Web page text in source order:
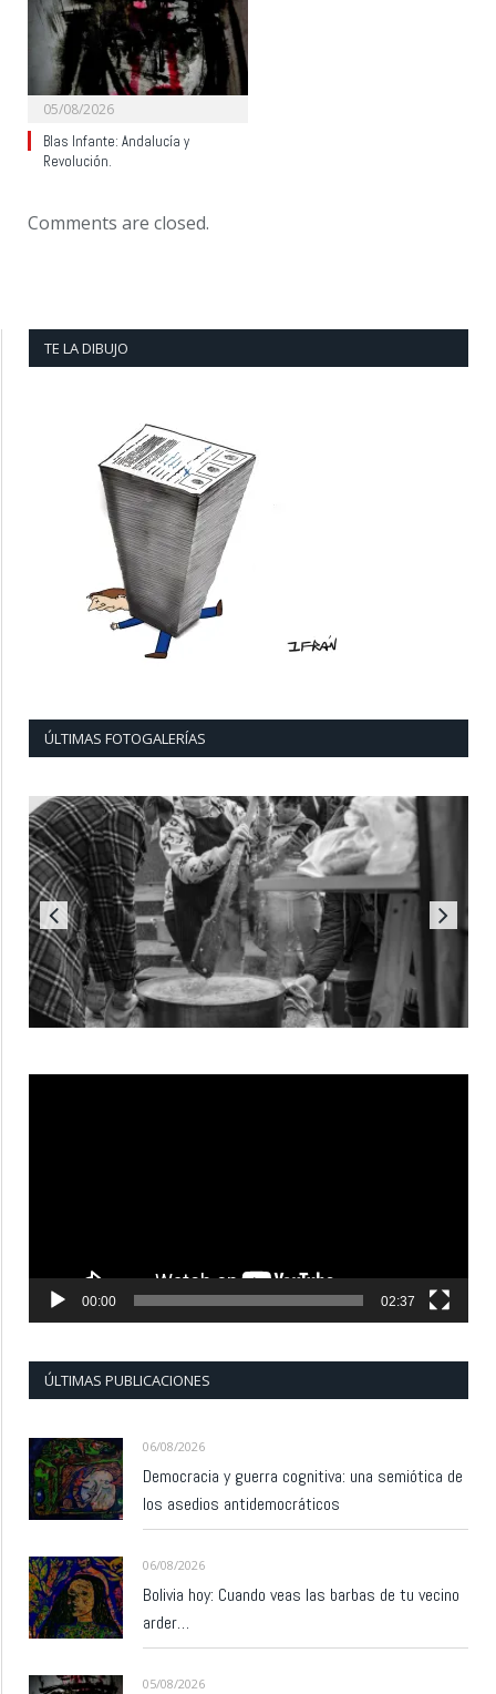
05/08/2026
Blas Infante: Andalucía y
Revolución.
Comments are closed.
TE LA DIBUJO
ÚLTIMAS FOTOGALERÍAS
00:00 02:37
ÚLTIMAS PUBLICACIONES
06/08/2026
Democracia y guerra cognitiva: una semiótica de
los asedios antidemocráticos
06/08/2026
Bolivia hoy: Cuando veas las barbas de tu vecino
arder…
05/08/2026